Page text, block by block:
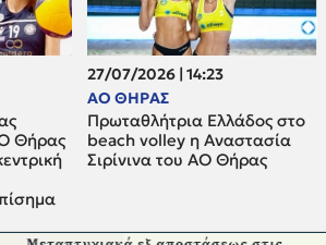
Θήρας
27/07/2026 | 14:23
ΑΟ ΘΗΡΑΣ
Πρωταθλήτρια Ελλάδος στο
beach volley η Αναστασία
Σιρίνινα του ΑΟ Θήρας